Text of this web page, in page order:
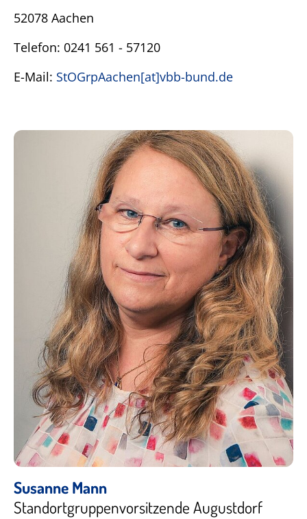
52078 Aachen
Telefon: 0241 561 - 57120
E-Mail: StOGrpAachen[at]vbb-bund.de
Susanne Mann
Standortgruppenvorsitzende Augustdorf